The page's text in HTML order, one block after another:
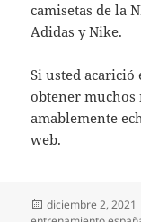
camisetas de la
Adidas y Nike.
Si usted
obtener muchos
amablemente
web.
Publicado
diciembre 2, 2021